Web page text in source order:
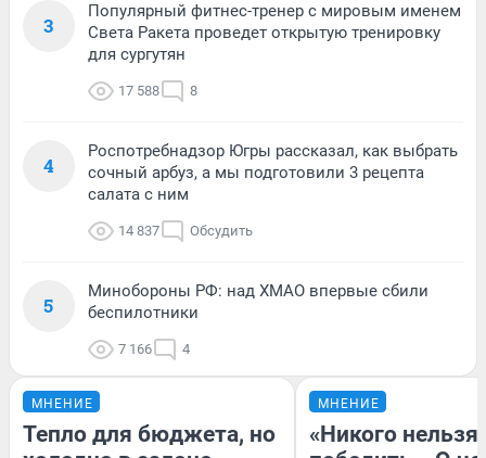
3
Популярный фитнес-тренер с мировым именем
Света Ракета проведет открытую тренировку
для сургутян
17 588 8
4
Роспотребнадзор Югры рассказал, как выбрать
сочный арбуз, а мы подготовили 3 рецепта
салата с ним
14 837 Обсудить
5
Минобороны РФ: над ХМАО впервые сбили
беспилотники
7 166 4
МНЕНИЕ
Тепло для бюджета, но
МНЕНИЕ
«Никого нельзя